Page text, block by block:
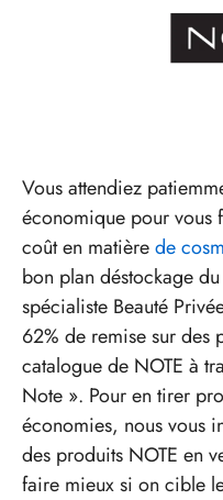
Vous attendiez
économique pour vous
coût en matièrede
bon plan déstockage
spécialiste Beauté
62% de remise sur des
catalogue de NOTE à
Note ». Pour en tirer
économies, nous vous
des produits NOTE en
faire mieux si on cible